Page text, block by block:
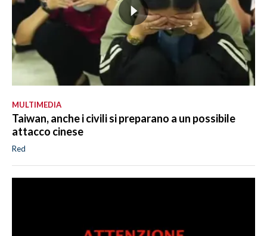
MULTIMEDIA
Taiwan, anche i civili si preparano a un possibile
attacco cinese
Red